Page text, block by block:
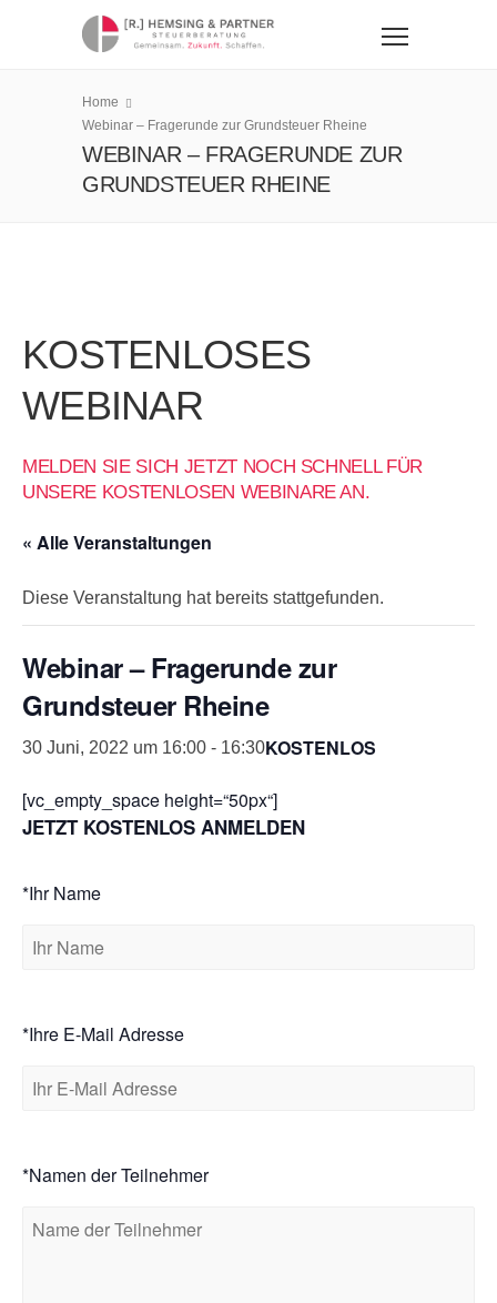
Home
Webinar – Fragerunde zur Grundsteuer Rheine
WEBINAR – FRAGERUNDE ZUR
GRUNDSTEUER RHEINE
KOSTENLOSES
WEBINAR
MELDEN SIE SICH JETZT NOCH SCHNELL FÜR
UNSERE KOSTENLOSEN WEBINARE AN.
« Alle Veranstaltungen
Diese Veranstaltung hat bereits stattgefunden.
Webinar – Fragerunde zur
Grundsteuer Rheine
30 Juni, 2022 um 16:00 - 16:30KOSTENLOS
[vc_empty_space height=“50px“]
JETZT KOSTENLOS ANMELDEN
*Ihr Name
*Ihre E-Mail Adresse
*Namen der Teilnehmer